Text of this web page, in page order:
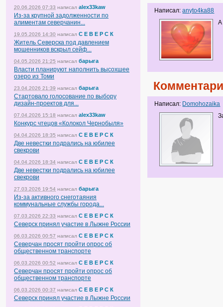
20.06.2026 07:33 написал alex33kaw
Из-за крупной задолженности по
алиментам северчанин...
19.05.2026 14:30 написал С Е В Е Р С К
Житель Северска под давлением
мошенников вскрыл сейф...
04.05.2026 21:25 написал барыга
Власти планируют наполнить высохшее
озеро из Томи
23.04.2026 21:39 написал барыга
Стартовало голосование по выбору
дизайн-проектов для...
07.04.2026 15:18 написал alex33kaw
Конкурс чтецов «Колокол Чернобыля»
04.04.2026 18:35 написал С Е В Е Р С К
Две невестки подрались на юбилее
свекрови
04.04.2026 18:34 написал С Е В Е Р С К
Две невестки подрались на юбилее
свекрови
27.03.2026 19:54 написал барыга
Из-за активного снеготаяния
коммунальные службы города...
07.03.2026 22:33 написал С Е В Е Р С К
Северск принял участие в Лыжне России
06.03.2026 00:57 написал С Е В Е Р С К
Северчан просят пройти опрос об
общественном транспорте
06.03.2026 00:52 написал С Е В Е Р С К
Северчан просят пройти опрос об
общественном транспорте
06.03.2026 00:37 написал С Е В Е Р С К
Северск принял участие в Лыжне России
Написал:anyto4ka88
А
Написал: Domohozaika